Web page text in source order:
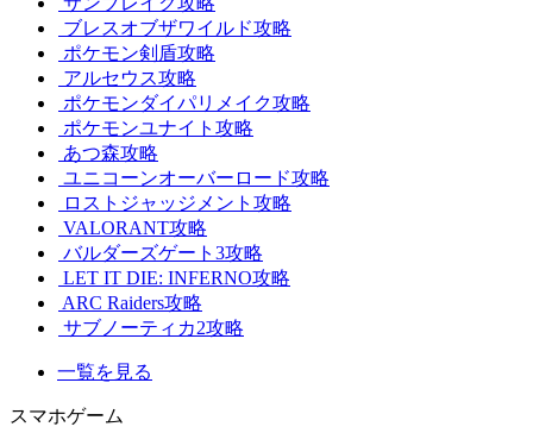
ブレスオブザワイルド攻略
ポケモン剣盾攻略
アルセウス攻略
ポケモンダイパリメイク攻略
ポケモンユナイト攻略
あつ森攻略
ユニコーンオーバーロード攻略
ロストジャッジメント攻略
VALORANT攻略
バルダーズゲート3攻略
LET IT DIE: INFERNO攻略
ARC Raiders攻略
サブノーティカ2攻略
一覧を見る
スマホゲーム